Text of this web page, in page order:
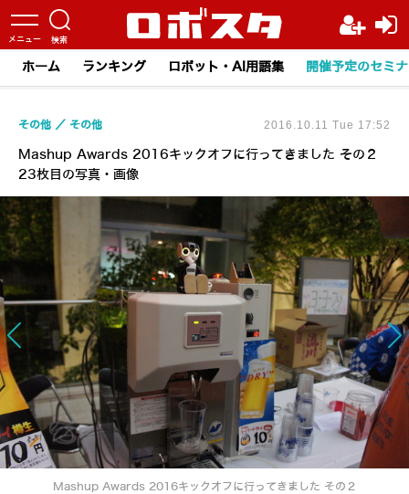
ホーム ランキング ロボット・AI用語集 開催予定のセミ
Mashup Awards 2016キックオフに行ってきました その２
23枚目の写真・画像
その他 その他 2016.10.11 Tue 17:52
Mashup Awards 2016キックオフに行ってきました その２